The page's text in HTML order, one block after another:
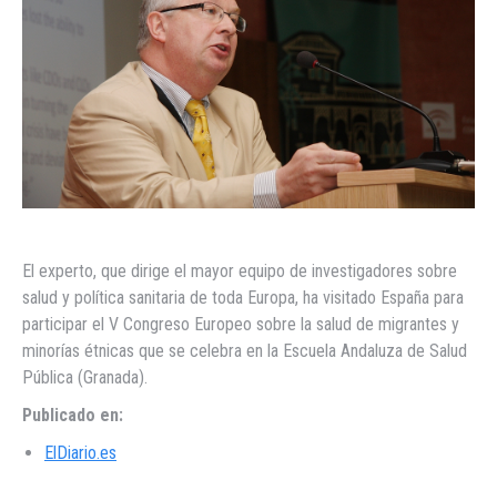
El experto, que dirige el mayor equipo de investigadores sobre
salud y política sanitaria de toda Europa, ha visitado España para
participar el V Congreso Europeo sobre la salud de migrantes y
minorías étnicas que se celebra en la Escuela Andaluza de Salud
Pública (Granada).
Publicado en:
ElDiario.es